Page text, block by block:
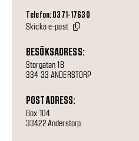
Telefon: 0371-17630
Skicka e-post
BESÖKSADRESS:
Storgatan 1B
334 33 ANDERSTORP
POSTADRESS:
Box 104
33422 Anderstorp